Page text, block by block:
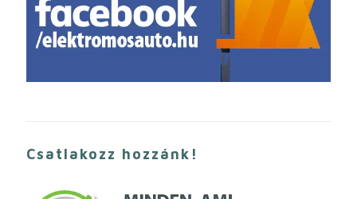
Csatlakozz hozzánk!